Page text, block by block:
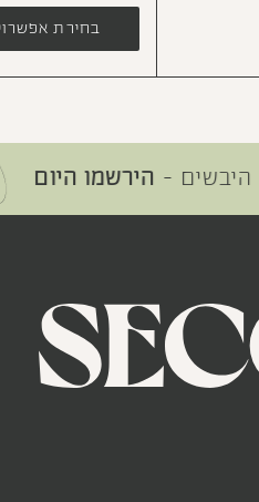
בחירת
-הירשמו היום